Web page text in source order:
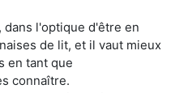
dans l'optique d'être en
de lit, et il vaut mieux
en tant que
connaître.